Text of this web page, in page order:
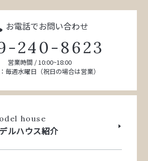
お電話でお問い合わせ
240-8623
営業時間 / 10:00~18:00
毎週水曜日（祝日の場合は営業）
house
ルハウス紹介